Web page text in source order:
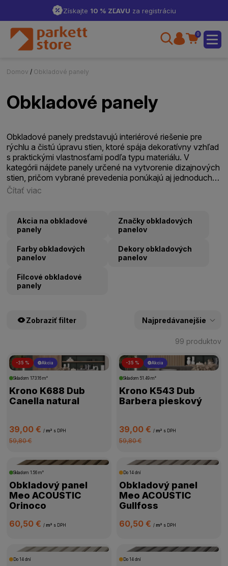
Získajte 10 % ZĽAVU za registráciu
0
Domov / Obkladové panely
Obkladové panely
Obkladové panely predstavujú interiérové riešenie pre
rýchlu a čistú úpravu stien, ktoré spája dekoratívny vzhľad
s praktickými vlastnosťami podľa typu materiálu. V
kategórii nájdete panely určené na vytvorenie dizajnových
stien, pričom vybrané prevedenia ponúkajú aj jednoduchú
údržbu, vyššiu odolnosť voči vlhkosti alebo zlepšenie
Čítať viac
Akcia na obkladové
panely
Značky obkladových
panelov
Farby obkladových
panelov
Dekory obkladových
panelov
Filcové obkladové
panely
Zobraziť filter
99 produktov
ŠTÍTKY PRODUKTOV
CENA
ROZMER
DOSTUPNOSŤ
-35 % Akcia
Skladom173.16 m²
Krono K688 Dub
Canella natural
39,00 €/ m² s DPH
59,80 €
-35 % Akcia
Skladom 51.49 m²
Krono K543 Dub
Barbera pieskový
39,00 € / m² s DPH
59,80 €
Skladom1.56 m²
Obkladový panel
Meo ACOUSTIC
Orinoco
60,50 €/ m² s DPH
Do 14 dní
Obkladový panel
Meo ACOUSTIC
Gullfoss
60,50 € / m² s DPH
Do 14 dní Do 14 dní